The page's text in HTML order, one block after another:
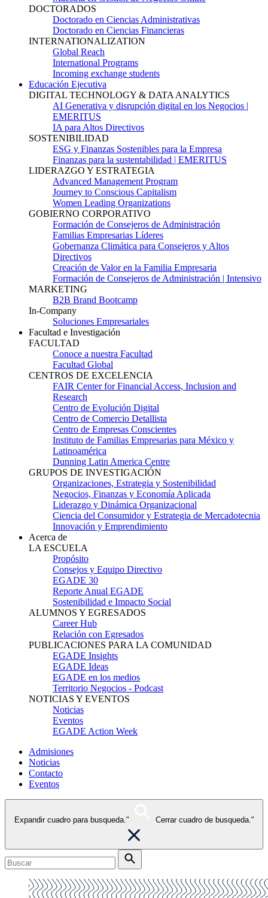
DOCTORADOS
Doctorado en Ciencias Administrativas
Doctorado en Ciencias Financieras
INTERNATIONALIZATION
Global Reach
International Programs
Incoming exchange students
Educación Ejecutiva
DIGITAL TECHNOLOGY & DATA ANALYTICS
AI Generativa y disrupción digital en los Negocios |
EMERITUS
IA para Altos Directivos
SOSTENIBILIDAD
ESG y Finanzas Sostenibles para la Empresa
Finanzas para la sustentabilidad | EMERITUS
LIDERAZGO Y ESTRATEGIA
Advanced Management Program
Journey to Conscious Capitalism
Women Leading Organizations
GOBIERNO CORPORATIVO
Formación de Consejeros de Administración
Familias Empresarias Líderes
Gobernanza Climática para Consejeros y Altos
Directivos
Creación de Valor en la Familia Empresaria
Formación de Consejeros de Administración | Intensivo
MARKETING
B2B Brand Bootcamp
In-Company
Soluciones Empresariales
Facultad e Investigación
FACULTAD
Conoce a nuestra Facultad
Facultad Global
CENTROS DE EXCELENCIA
FAIR Center for Financial Access, Inclusion and
Research
Centro de Evolución Digital
Centro de Comercio Detallista
Centro de Empresas Conscientes
Instituto de Familias Empresarias para México y
Latinoamérica
Dunning Latin America Centre
GRUPOS DE INVESTIGACIÓN
Organizaciones, Estrategia y Sostenibilidad
Negocios, Finanzas y Economía Aplicada
Liderazgo y Dinámica Organizacional
Ciencia del Consumidor y Estrategia de Mercadotecnia
Innovación y Emprendimiento
Acerca de
LA ESCUELA
Propósito
Consejos y Equipo Directivo
EGADE 30
Reporte Anual EGADE
Sostenibilidad e Impacto Social
ALUMNOS Y EGRESADOS
Career Hub
Relación con Egresados
PUBLICACIONES PARA LA COMUNIDAD
EGADE Insights
EGADE Ideas
EGADE en los medios
Territorio Negocios - Podcast
NOTICIAS Y EVENTOS
Noticias
Eventos
EGADE Action Week
Admisiones
Noticias
Contacto
Eventos
Expandir cuadro para busqueda." Cerrar cuadro de busqueda."